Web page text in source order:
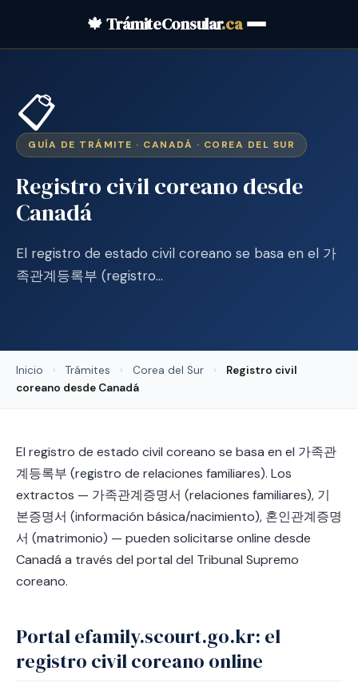
🍁 TrámiteConsular.ca
📋
GUÍA DE TRÁMITE · CANADÁ · COREA DEL SUR
Registro civil coreano desde
Canadá
El registro de estado civil coreano se basa en el 가
족관계등록부 (registro…
Inicio › Trámites › Corea del Sur ›
Registro civil
coreano desde Canadá
El registro de estado civil coreano se basa en el 가족관
계등록부 (registro de relaciones familiares). Los
extractos — 가족관계증명서 (relaciones familiares), 기
본증명서 (información básica/nacimiento), 혼인관계증명
서 (matrimonio) — pueden solicitarse online desde
Canadá a través del portal del Tribunal Supremo
coreano.
Portal efamily.scourt.go.kr: el
registro civil coreano online